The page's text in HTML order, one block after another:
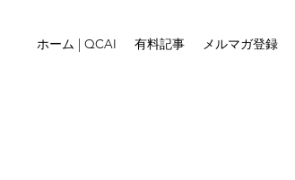
ホーム | QCAI 有料記事 メルマガ登録